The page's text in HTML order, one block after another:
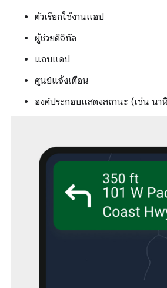
ตัวเรียกใช้งานแอป
ผู้ช่วยดิจิทัล
แถบแอป
ศูนย์แจ้งเตือน
องค์ประกอบแสดงสถานะ (เช่น น